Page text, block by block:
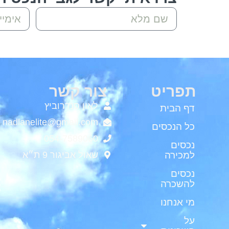
תפריט
דף הבית
כל הנכסים
נכסים
למכירה
נכסים
להשכרה
מי אנחנו
על
צור קשר
לאון סנדרוביץ
nadlanelite@gmail.com
054-7589060
שאול אביגור 9 ת״א